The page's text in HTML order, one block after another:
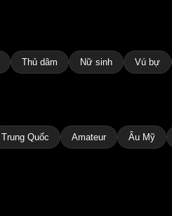
Thủ dâm Nữ sinh Vú bự
Trung Quốc Amateur Âu Mỹ